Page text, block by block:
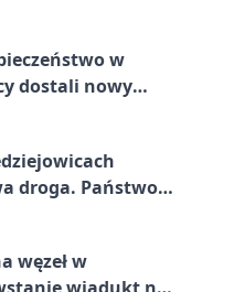
w
dostali nowy
droga. Państwo
węzeł w